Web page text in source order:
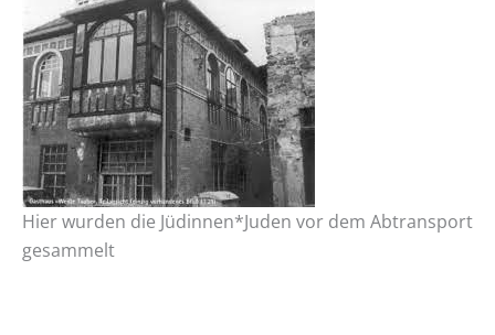
Hier wurden die Jüdinnen*Juden vor dem Abtransport
gesammelt